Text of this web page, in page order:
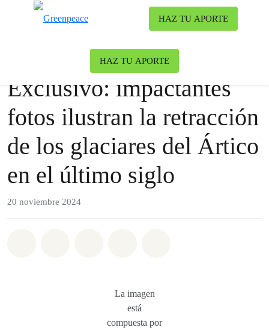
HAZ TU APORTE
HAZ TU APORTE
Clima y Energía |
Exclusivo: impactantes
fotos ilustran la retracción
de los glaciares del Ártico
en el último siglo
20 noviembre 2024
La imagen
está
compuesta por